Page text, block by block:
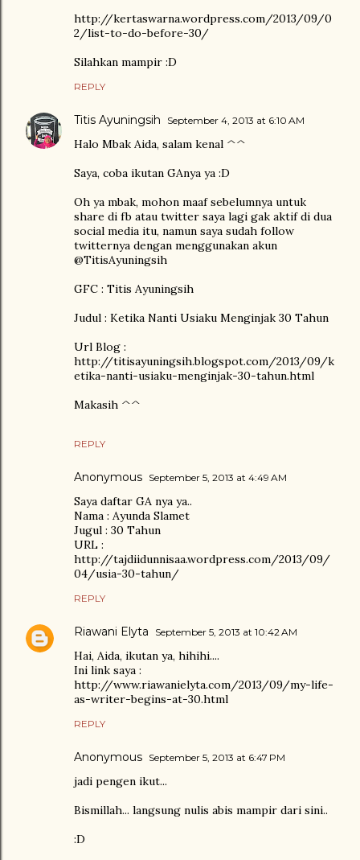
http://kertaswarna.wordpress.com/2013/09/0
2/list-to-do-before-30/
Silahkan mampir :D
REPLY
Titis Ayuningsih September 4, 2013 at 6:10 AM
Halo Mbak Aida, salam kenal ^^
Saya, coba ikutan GAnya ya :D
Oh ya mbak, mohon maaf sebelumnya untuk
share di fb atau twitter saya lagi gak aktif di dua
social media itu, namun saya sudah follow
twitternya dengan menggunakan akun
@TitisAyuningsih
GFC : Titis Ayuningsih
Judul : Ketika Nanti Usiaku Menginjak 30 Tahun
Url Blog :
http://titisayuningsih.blogspot.com/2013/09/k
etika-nanti-usiaku-menginjak-30-tahun.html
Makasih ^^
REPLY
Anonymous September 5, 2013 at 4:49 AM
Saya daftar GA nya ya..
Nama : Ayunda Slamet
Jugul : 30 Tahun
URL :
http://tajdiidunnisaa.wordpress.com/2013/09/
04/usia-30-tahun/
REPLY
Riawani Elyta September 5, 2013 at 10:42 AM
Hai, Aida, ikutan ya, hihihi....
Ini link saya :
http://www.riawanielyta.com/2013/09/my-life-
as-writer-begins-at-30.html
REPLY
Anonymous September 5, 2013 at 6:47 PM
jadi pengen ikut...
Bismillah... langsung nulis abis mampir dari sini..
:D